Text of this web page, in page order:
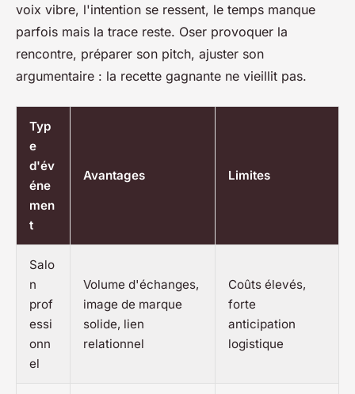
voix vibre, l'intention se ressent, le temps manque
parfois mais la trace reste. Oser provoquer la
rencontre, préparer son pitch, ajuster son
argumentaire : la recette gagnante ne vieillit pas.
Typ
e
d'év
éne
men
t
Avantages Limites
Salo
n
prof
essi
onn
el
Volume d'échanges,
image de marque
solide, lien
relationnel
Coûts élevés,
forte
anticipation
logistique